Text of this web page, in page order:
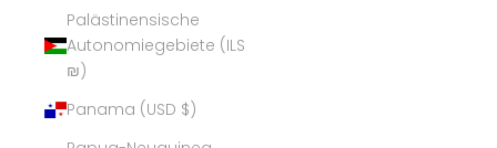
Palästinensische
Autonomiegebiete (ILS
₪)
Panama (USD $)